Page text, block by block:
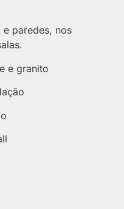
e paredes, nos
e granito